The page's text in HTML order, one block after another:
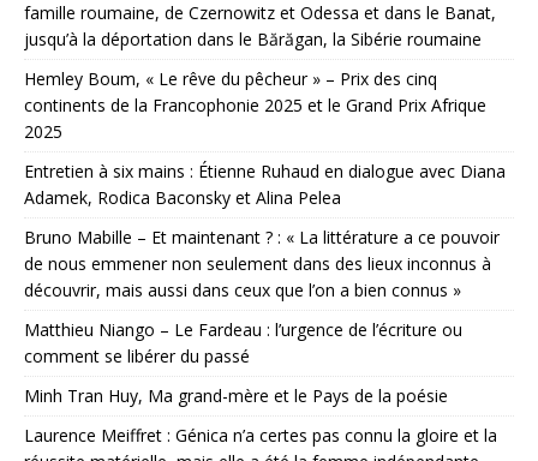
famille roumaine, de Czernowitz et Odessa et dans le Banat,
jusqu’à la déportation dans le Bărăgan, la Sibérie roumaine
Hemley Boum, « Le rêve du pêcheur » – Prix des cinq
continents de la Francophonie 2025 et le Grand Prix Afrique
2025
Entretien à six mains : Étienne Ruhaud en dialogue avec Diana
Adamek, Rodica Baconsky et Alina Pelea
Bruno Mabille – Et maintenant ? : « La littérature a ce pouvoir
de nous emmener non seulement dans des lieux inconnus à
découvrir, mais aussi dans ceux que l’on a bien connus »
Matthieu Niango – Le Fardeau : l’urgence de l’écriture ou
comment se libérer du passé
Minh Tran Huy, Ma grand-mère et le Pays de la poésie
Laurence Meiffret : Génica n’a certes pas connu la gloire et la